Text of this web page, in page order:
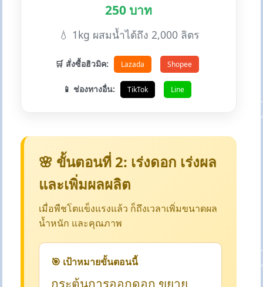
250 บาท
💧 1kg ผสมน้ำได้ถึง 2,000 ลิตร
🛒 สั่งซื้อฮิวมิค: Lazada Shopee
📱 ช่องทางอื่น: TikTok Line
🌸 ขั้นตอนที่ 2: เร่งดอก เร่งผล
และเพิ่มผลผลิต
เมื่อพืชโตแข็งแรงแล้ว ก็ถึงเวลาเพิ่มขนาดผล
น้ำหนัก และคุณภาพ
🎯 เป้าหมายขั้นตอนนี้
กระตุ้นการออกดอก ขยาย